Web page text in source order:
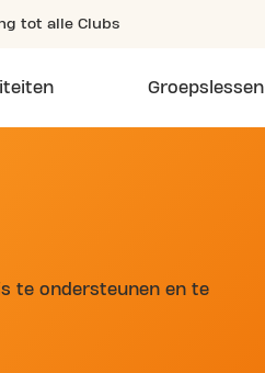
tot alle Clubs
Groepslessen
te ondersteunen en te